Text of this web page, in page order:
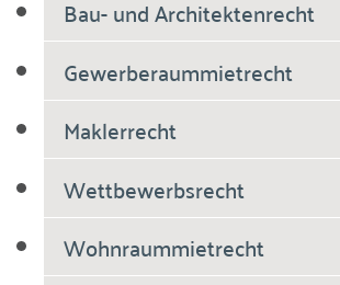
Bau- und Architektenrecht
Gewerberaummietrecht
Maklerrecht
Wettbewerbsrecht
Wohnraummietrecht